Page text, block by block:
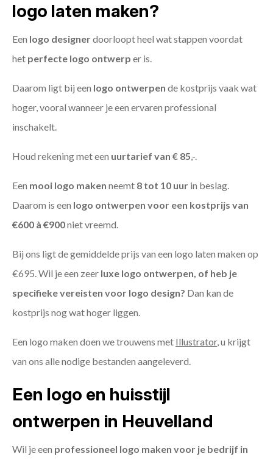
logo laten maken?
Een logo designerdoorloopt heel wat stappen voordat
het perfecte logo ontwerp er is.
Daarom ligt bij een logo ontwerpen de kostprijs vaak wat
hoger, vooral wanneer je een ervaren professional
inschakelt.
Houd rekening met een uurtarief van € 85,-.
Een mooi logo maken neemt 8 tot 10 uur in beslag.
Daarom is een logo ontwerpen voor een kostprijs van
€600 à €900niet vreemd.
Bij ons ligt de gemiddelde prijs van een logo laten maken op
€695. Wil je een zeer luxe logo ontwerpen, of heb je
specifieke vereisten voor logo design? Dan kan de
kostprijs nog wat hoger liggen.
Een logo maken doen we trouwens met Illustrator, u krijgt
van ons alle nodige bestanden aangeleverd.
Een logo en huisstijl
ontwerpen in Heuvelland
Wil je een professioneel logo maken voor je bedrijf in